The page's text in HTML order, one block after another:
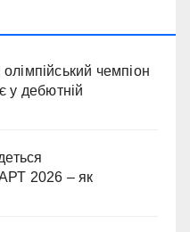
чемпіон
у дебютній
2026 – як